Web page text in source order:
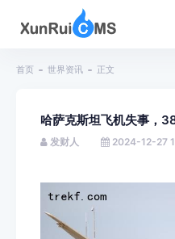
首页 世界资讯 正文
哈萨克斯坦飞机失事，
发财人 2024-12-27